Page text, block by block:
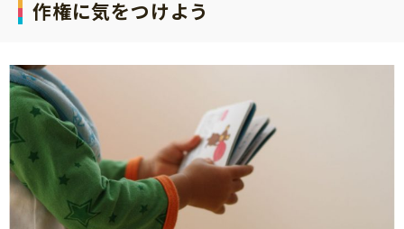
作権に気をつけよう